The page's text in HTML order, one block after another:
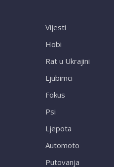
Vijesti
Hobi
Rat u Ukrajini
Ljubimci
Fokus
Psi
Ljepota
Automoto
Putovanja